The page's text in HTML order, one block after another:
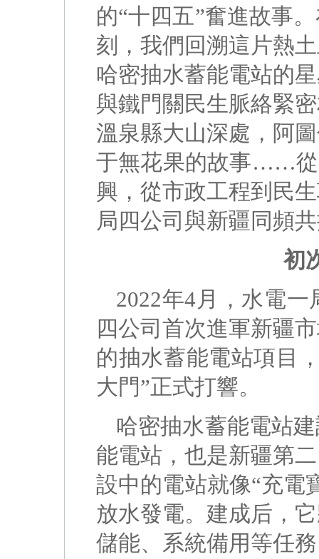
的“十四五”奮進故事
刻，我們回溯這片熱
哈密抽水蓄能電站的
與鐵門關民生脈絡緊
溫泉縣大山深處，阿
于無花果的故事……從
興，從市政工程到民
局四公司與新疆同頻
初
2022年4月，水電
四公司首次進軍新疆
的抽水蓄能電站項目
大門”正式打響。
哈密抽水蓄能電站
能電站，也是新疆第
設中的電站就像“充電
放水發電。建成后，
儲能、系統備用等任